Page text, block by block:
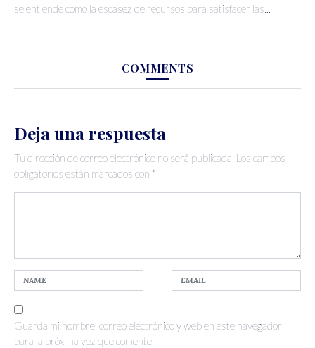
se entiende como la escasez de recursos para satisfacer las...
COMMENTS
Deja una respuesta
Tu dirección de correo electrónico no será publicada. Los campos
obligatorios están marcados con *
Guarda mi nombre, correo electrónico y web en este navegador
para la próxima vez que comente.